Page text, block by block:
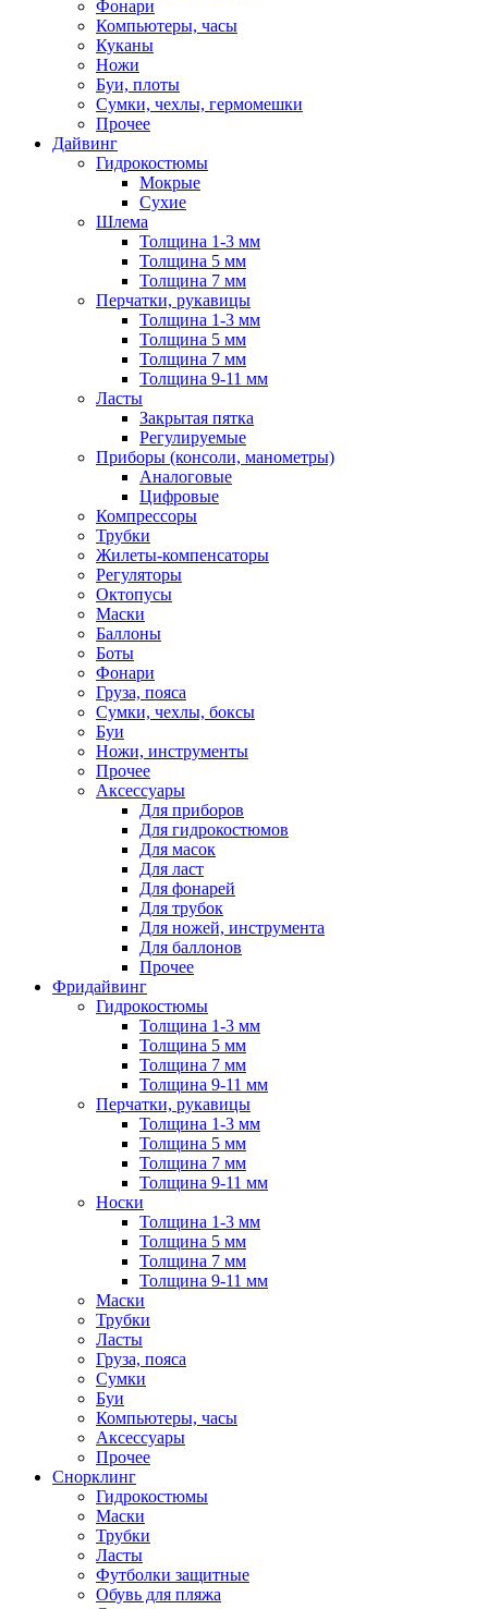
Фонари
Компьютеры, часы
Куканы
Ножи
Буи, плоты
Сумки, чехлы, гермомешки
Прочее
Дайвинг
Гидрокостюмы
Мокрые
Сухие
Шлема
Толщина 1-3 мм
Толщина 5 мм
Толщина 7 мм
Перчатки, рукавицы
Толщина 1-3 мм
Толщина 5 мм
Толщина 7 мм
Толщина 9-11 мм
Ласты
Закрытая пятка
Регулируемые
Приборы (консоли, манометры)
Аналоговые
Цифровые
Компрессоры
Трубки
Жилеты-компенсаторы
Регуляторы
Октопусы
Маски
Баллоны
Боты
Фонари
Груза, пояса
Сумки, чехлы, боксы
Буи
Ножи, инструменты
Прочее
Аксессуары
Для приборов
Для гидрокостюмов
Для масок
Для ласт
Для фонарей
Для трубок
Для ножей, инструмента
Для баллонов
Прочее
Фридайвинг
Гидрокостюмы
Толщина 1-3 мм
Толщина 5 мм
Толщина 7 мм
Толщина 9-11 мм
Перчатки, рукавицы
Толщина 1-3 мм
Толщина 5 мм
Толщина 7 мм
Толщина 9-11 мм
Носки
Толщина 1-3 мм
Толщина 5 мм
Толщина 7 мм
Толщина 9-11 мм
Маски
Трубки
Ласты
Груза, пояса
Сумки
Буи
Компьютеры, часы
Аксессуары
Прочее
Снорклинг
Гидрокостюмы
Маски
Трубки
Ласты
Футболки защитные
Обувь для пляжа